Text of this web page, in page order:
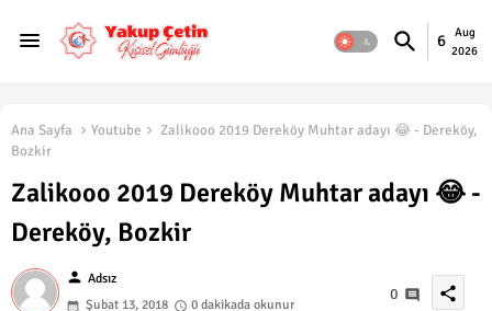
6
Aug
2026
Ana Sayfa Youtube
Zalikooo 2019 Dereköy Muhtar adayı 😂 - Dereköy,
Bozkir
Zalikooo 2019 Dereköy Muhtar adayı 😂 -
Dereköy, Bozkir
person Adsız
Şubat 13, 2018
0 dakikada okunur
0 share